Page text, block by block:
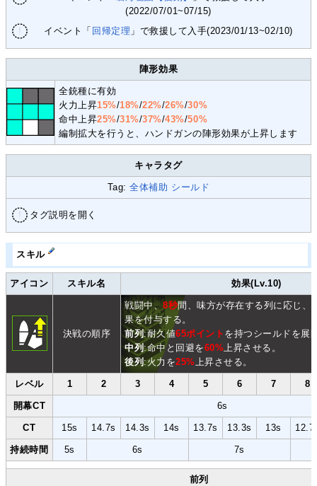
(2022/07/01~07/15)
イベント「 回帰定理 」で救援して入手(2023/01/13~02/10)
陣形効果
全銃種に有効
火力上昇15%/18%/22%/26%/30%
命中上昇25%/31%/37%/43%/50%
編制拡大を行うと、ハンドガンの陣形効果が上昇します
キャラタグ
Tag:全体補助 シールド
タグ説明を開く
スキル
アイコン スキル名 効果(Lv.10)
決戦の順序
戦闘中、8秒間、味方が存在する列に応じ、
果を付与する。
前列:耐久値65ポイント を持つシールドを展
中列:命中と回避を60%上昇させる。
後列:火力を25%上昇させる。
レベル 1 2 3 4 5 6 7 8
開幕CT 6s
CT 15s 14.7s 14.3s 14s 13.7s 13.3s 13s
持続時間 5s 6s 7s
前列